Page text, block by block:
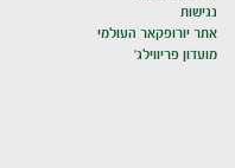
נגישות
אתר יורופקאר העולמי
מועדון פריווילג'